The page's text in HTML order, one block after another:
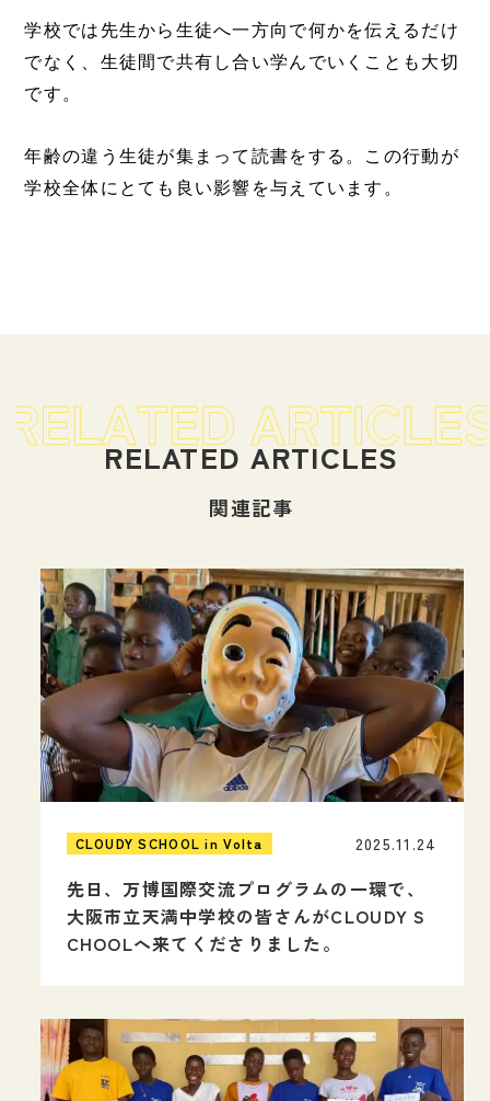
学校では先生から生徒へ一方向で何かを伝えるだけ
でなく、生徒間で共有し合い学んでいくことも大切
です。
年齢の違う生徒が集まって読書をする。この行動が
学校全体にとても良い影響を与えています。
関連記事
CLOUDY SCHOOL in Volta
先日、万博国際交流プログラムの一環で、
大阪市立天満中学校の皆さんがCLOUDY S
CHOOLへ来てくださりました。
2025.11.24